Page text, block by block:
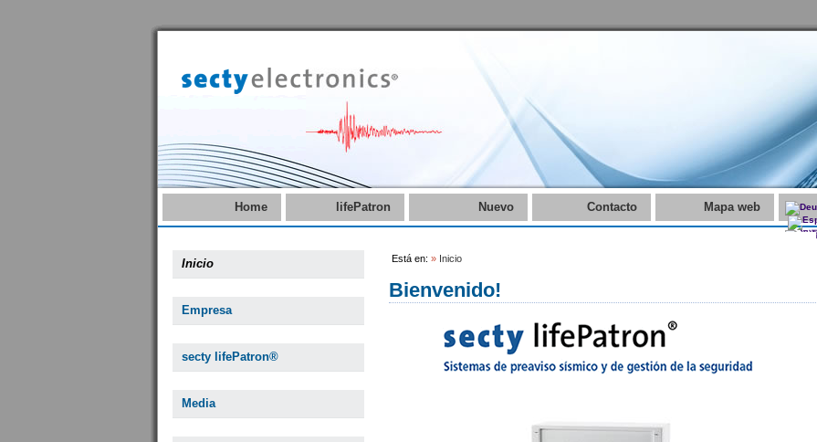
Home lifePatron Nuevo Contacto Mapa web
Inicio
Empresa
secty lifePatron®
Media
Está en: » Inicio
Bienvenido!